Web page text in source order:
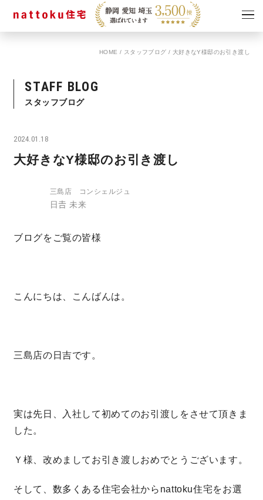
キャンペーン
ショールーム
スタッフブログ
営業時間／10:00～20:00 定休日／年末年始
OWNER’S SITE オーナーズサイト
nattokuグループコーポレートサイト
HOME / スタッフブログ / 大好きなY様邸のお引き渡し
STAFF BLOG
スタッフブログ
2024.01.18
大好きなY様邸のお引き渡し
三島店 コンシェルジュ
日𠮷 未来
ブログをご覧の皆様
こんにちは、こんばんは。
三島店の日吉です。
実は先日、入社して初めてのお引渡しをさせて頂きま
した。
Ｙ 様、改めましてお引き渡しおめでとうございます。
そして、数多くある住宅会社からnattoku住宅をお選